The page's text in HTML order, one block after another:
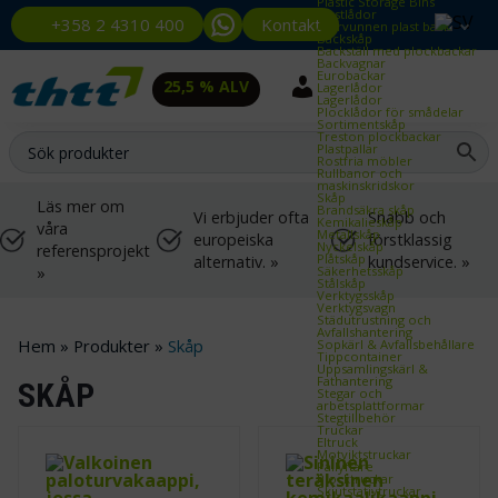
+358 2 4310 400 Kontakt Plastlådor
Återvunnen plast back
Backskåp
Backställ med plockbackar
Backvagnar
Eurobackar
Lagerlådor
Lagerlådor
Plocklådor för smådelar
Sortimentskåp
Treston plockbackar
Plastpallar
Rostfria möbler
Rullbanor och
maskinskridskor
Skåp
Brandsäkra skåp
Kemikalieskåp
Metallskåp
Nyckelskåp
Plåtskåp
Säkerhetsskåp
Stålskåp
Verktygsskåp
Verktygsvagn
Städutrustning och
Avfallshantering
Sopkärl & Avfallsbehållare
Tippcontainer
Uppsamlingskärl &
Fathantering
Stegar och
arbetsplattformar
Stegtillbehör
Truckar
Eltruck
Motviktstruckar
Pallyftare
Plocktruckar
Skjutstativtruckar
25,5 % ALV
Läs mer om
våra
referensprojekt
»
Vi erbjuder ofta
europeiska
alternativ. »
Snabb och
förstklassig
kundservice. »
Hem » Produkter » Skåp
SKÅP